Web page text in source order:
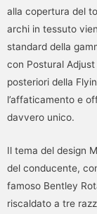
alla copertura del
archi in tessuto
standard della
con Postural
posteriori della
l’affaticamento e
davvero unico.
Il tema del design
del conducente,
famoso Bentley
riscaldato a tre